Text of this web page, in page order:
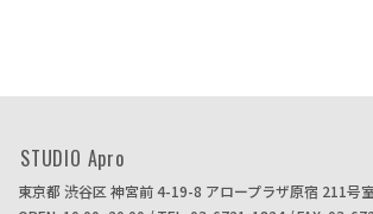
STUDIO Apro
東京都 渋谷区 神宮前 4-19-8 アロープラザ原宿 211号室